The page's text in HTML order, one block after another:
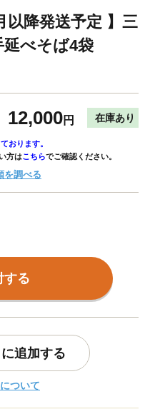
以降発送予定 】三
べそば4袋
12,000円 在庫あり
おります。
方はこちらでご確認ください。
を調べる
する
追加する
ついて